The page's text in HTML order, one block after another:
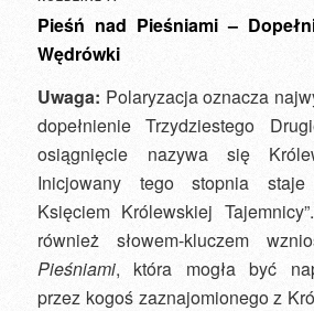
Pieśń nad Pieśniami –
Wędrówki
Uwaga: Polaryzacja oznacza
dopełnienie Trzydziestego
osiągnięcie nazywa się
Inicjowany tego stopnia staje
Księciem Królewskiej
również słowem-kluczem
Pieśniami, która mogła być
przez kogoś zaznajomionego z